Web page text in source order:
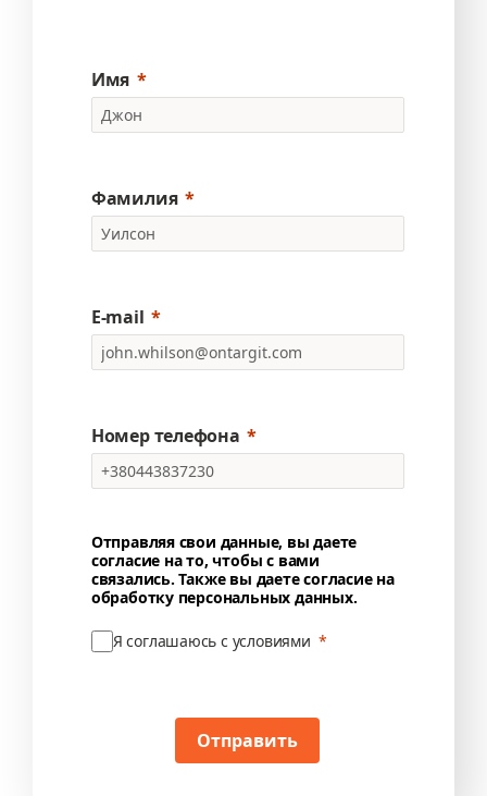
Имя
Фамилия
E-mail
Номер телефона
Отправляя свои данные, вы даете
согласие на то, чтобы с вами
связались. Также вы даете согласие на
обработку персональных данных.
Я соглашаюсь с условиями
Отправить